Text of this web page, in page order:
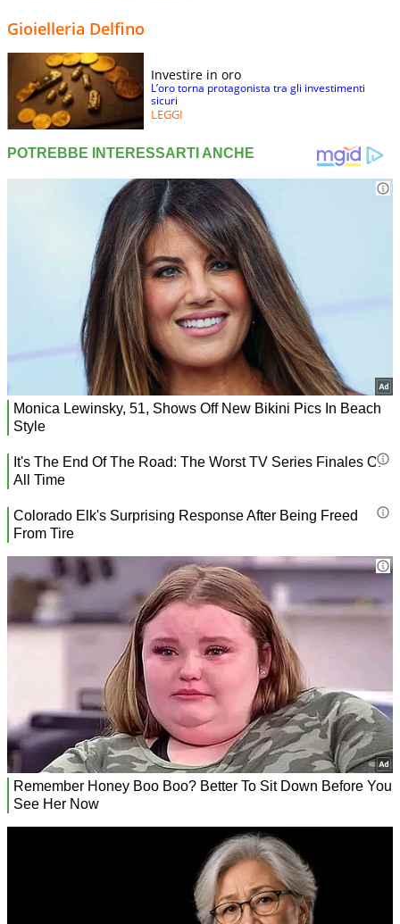
Gioielleria Delfino
Investire in oro
L’oro torna protagonista tra gli investimenti
sicuri
LEGGI